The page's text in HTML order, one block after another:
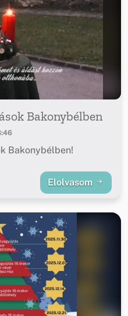
Bakonybélben
Bakonybélben!
Elolvasom